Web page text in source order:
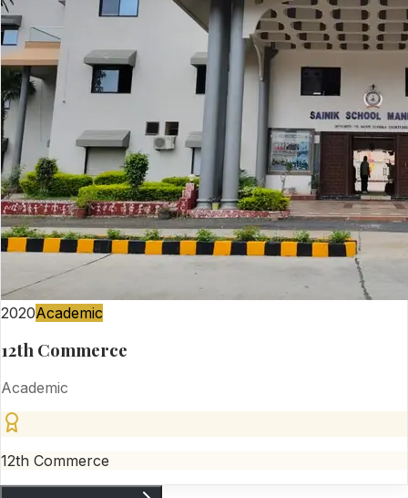
2020Academic
12th Commerce
Academic
12th Commerce